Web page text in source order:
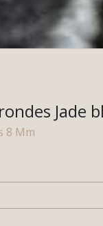
Jade
8 Mm